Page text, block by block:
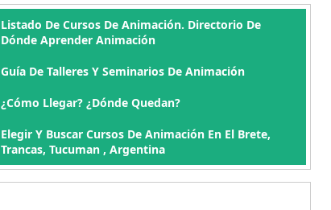
Listado De Cursos De Animación. Directorio De
Dónde Aprender Animación
Guía De Talleres Y Seminarios De Animación
¿Cómo Llegar? ¿Dónde Quedan?
Elegir Y Buscar Cursos De Animación En El Brete,
Trancas, Tucuman , Argentina